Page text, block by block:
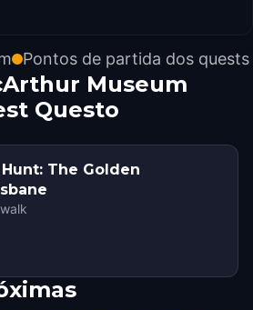
Pontos de partida dos quests
Museum
Questo
The Golden